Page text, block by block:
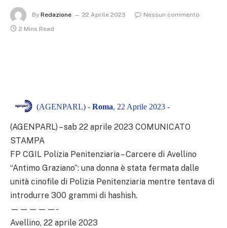
By Redazione 22 Aprile 2023
Nessun commento
2 Mins Read
(AGENPARL) - Roma, 22 Aprile 2023 -
(AGENPARL) – sab 22 aprile 2023 COMUNICATO
STAMPA
FP CGIL Polizia Penitenziaria – Carcere di Avellino
“Antimo Graziano”: una donna è stata fermata dalle
unità cinofile di Polizia Penitenziaria mentre tentava di
introdurre 300 grammi di hashish.
—————-
Avellino, 22 aprile 2023